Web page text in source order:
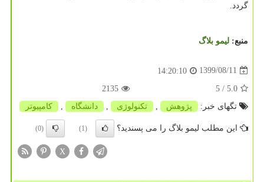
گردد.
منبع: لیمو بلاگ
1399/08/11
14:20:10
5.0
/ 5
2135
تگهای خبر:
پژوهش تكنولوژی دانشگاه كامپیوتر
این مطلب لیمو بلاگ را می پسندید؟ (1)
(0)
X